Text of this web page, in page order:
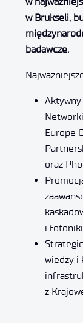
w Brukseli,
badawcze.
Aktywny
Europe
oraz
i
wiedzy i
z